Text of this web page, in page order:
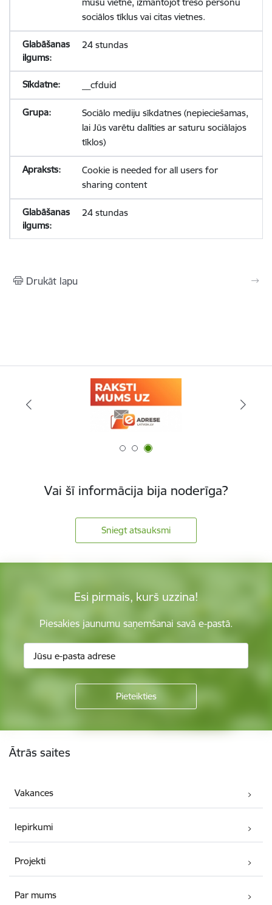
sociālos tīklus vai citas vietnes.
24 stundas
__cfduid
Sociālo mediju sīkdatnes (nepieciešamas,
lai Jūs varētu dalīties ar saturu sociālajos
tīklos)
Cookie is needed for all users for
sharing content
24 stundas
Drukāt lapu
Vai šī informācija bija noderīga?
Sniegt atsauksmi
Esi pirmais, kurš uzzina!
Piesakies jaunumu saņemšanai savā e-pastā.
Ātrās saites
Vakances
Iepirkumi
Projekti
Par mums